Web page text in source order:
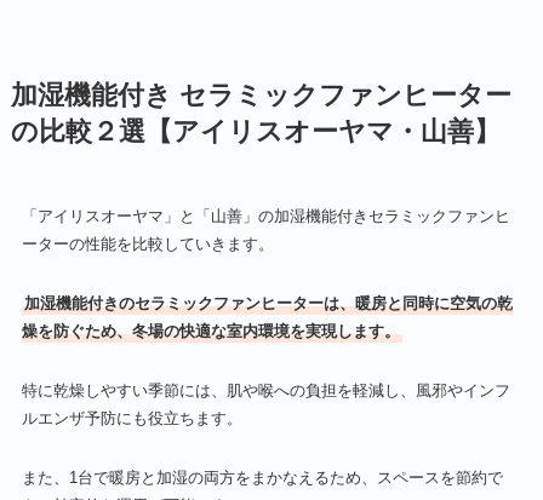
加湿機能付き セラミックファンヒーター
の比較２選【アイリスオーヤマ・山善】
「アイリスオーヤマ」と「山善」の加湿機能付きセラミックファンヒ
ーターの性能を比較していきます。
加湿機能付きのセラミックファンヒーターは、暖房と同時に空気の乾
燥を防ぐため、冬場の快適な室内環境を実現します。
特に乾燥しやすい季節には、肌や喉への負担を軽減し、風邪やインフ
ルエンザ予防にも役立ちます。
また、1台で暖房と加湿の両方をまかなえるため、スペースを節約で